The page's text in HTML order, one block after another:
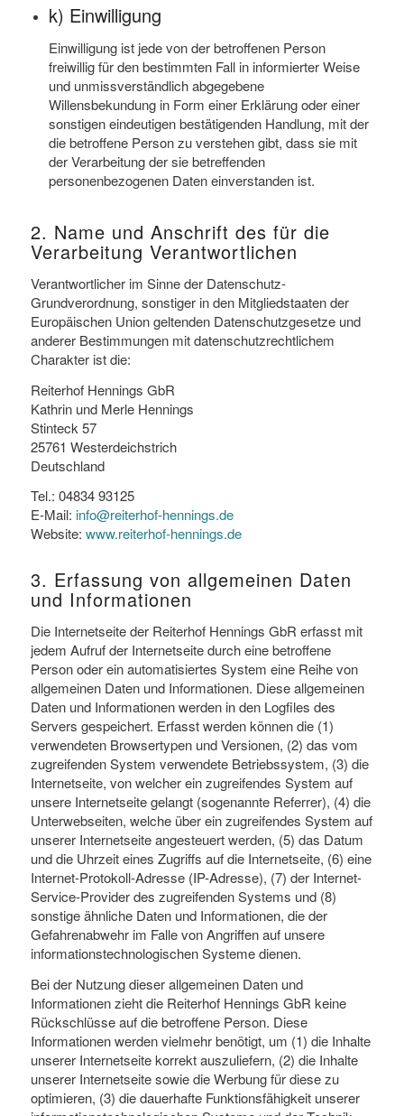
k) Einwilligung
Einwilligung ist jede von der betroffenen Person
freiwillig für den bestimmten Fall in informierter Weise
und unmissverständlich abgegebene
Willensbekundung in Form einer Erklärung oder einer
sonstigen eindeutigen bestätigenden Handlung, mit der
die betroffene Person zu verstehen gibt, dass sie mit
der Verarbeitung der sie betreffenden
personenbezogenen Daten einverstanden ist.
2. Name und Anschrift des für die
Verarbeitung Verantwortlichen
Verantwortlicher im Sinne der Datenschutz-
Grundverordnung, sonstiger in den Mitgliedstaaten der
Europäischen Union geltenden Datenschutzgesetze und
anderer Bestimmungen mit datenschutzrechtlichem
Charakter ist die:
Reiterhof Hennings GbR
Kathrin und Merle Hennings
Stinteck 57
25761 Westerdeichstrich
Deutschland
Tel.: 04834 93125
E-Mail: info@reiterhof-hennings.de
Website: www.reiterhof-hennings.de
3. Erfassung von allgemeinen Daten
und Informationen
Die Internetseite der Reiterhof Hennings GbR erfasst mit
jedem Aufruf der Internetseite durch eine betroffene
Person oder ein automatisiertes System eine Reihe von
allgemeinen Daten und Informationen. Diese allgemeinen
Daten und Informationen werden in den Logfiles des
Servers gespeichert. Erfasst werden können die (1)
verwendeten Browsertypen und Versionen, (2) das vom
zugreifenden System verwendete Betriebssystem, (3) die
Internetseite, von welcher ein zugreifendes System auf
unsere Internetseite gelangt (sogenannte Referrer), (4) die
Unterwebseiten, welche über ein zugreifendes System auf
unserer Internetseite angesteuert werden, (5) das Datum
und die Uhrzeit eines Zugriffs auf die Internetseite, (6) eine
Internet-Protokoll-Adresse (IP-Adresse), (7) der Internet-
Service-Provider des zugreifenden Systems und (8)
sonstige ähnliche Daten und Informationen, die der
Gefahrenabwehr im Falle von Angriffen auf unsere
informationstechnologischen Systeme dienen.
Bei der Nutzung dieser allgemeinen Daten und
Informationen zieht die Reiterhof Hennings GbR keine
Rückschlüsse auf die betroffene Person. Diese
Informationen werden vielmehr benötigt, um (1) die Inhalte
unserer Internetseite korrekt auszuliefern, (2) die Inhalte
unserer Internetseite sowie die Werbung für diese zu
optimieren, (3) die dauerhafte Funktionsfähigkeit unserer